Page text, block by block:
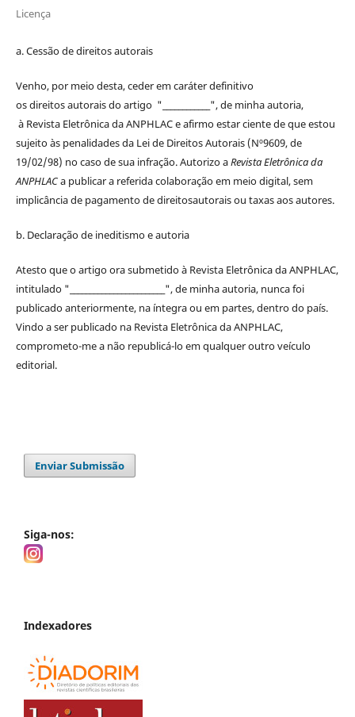
Licença
a. Cessão dedireitosautorais
Venho, por meio desta, ceder em caráter definitivo
osdireitosautoraisdo artigo "____________", de minha autoria,
à Revista Eletrônica da ANPHLACe afirmo estar ciente de que estou
sujeito às penalidades da Lei de DireitosAutorais(Nº9609, de
19/02/98) no caso de sua infração. Autorizo aRevista Eletrônica da
ANPHLACa publicar a referida colaboração em meio digital, sem
implicância de pagamento dedireitosautoraisou taxas aos autores.
b. Declaração de ineditismo e autoria
Atesto que o artigo ora submetido à Revista Eletrônica da ANPHLAC,
intitulado "________________________", de minha autoria, nunca foi
publicado anteriormente, na íntegra ou em partes, dentrodo país.
Vindo a ser publicado na Revista Eletrônica da ANPHLAC,
comprometo-me a não republicá-lo em qualquer outro veículo
editorial.
Enviar Submissão
Siga-nos:
Indexadores